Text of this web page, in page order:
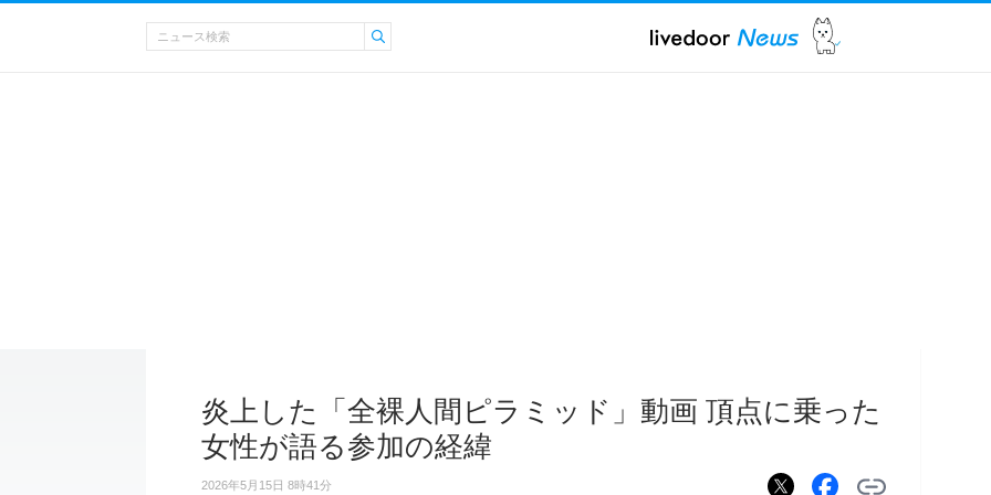
炎上した「全裸人間ピラミッド」動画 頂点に乗った
女性が語る参加の経緯
2026年5月15日 8時41分